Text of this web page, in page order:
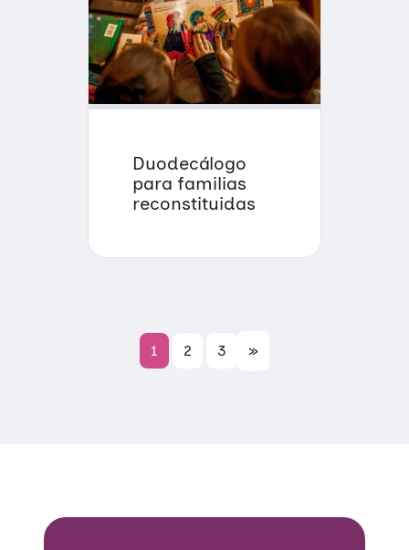
Duodecálogo
para familias
reconstituidas
1 2 3 »